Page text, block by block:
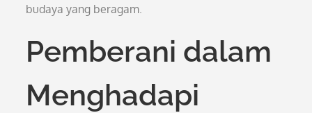
budaya yang beragam.
Pemberani dalam
Menghadapi